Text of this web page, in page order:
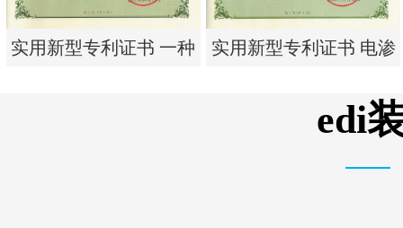
实用新型专利证书 一种
实用新型专利证书 电渗
edi